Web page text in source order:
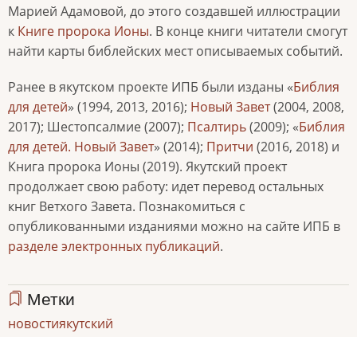
Марией Адамовой, до этого создавшей иллюстрации
к Книге пророка Ионы. В конце книги читатели смогут
найти карты библейских мест описываемых событий.
Ранее в якутском проекте ИПБ были изданы «Библия
для детей» (1994, 2013, 2016); Новый Завет(2004, 2008,
2017); Шестопсалмие (2007); Псалтирь(2009); «Библия
для детей. Новый Завет» (2014); Притчи (2016, 2018) и
Книга пророка Ионы (2019). Якутский проект
продолжает свою работу: идет перевод остальных
книг Ветхого Завета. Познакомиться с
опубликованными изданиями можно на сайте ИПБ в
разделе электронных публикаций.
Метки
новостиякутский